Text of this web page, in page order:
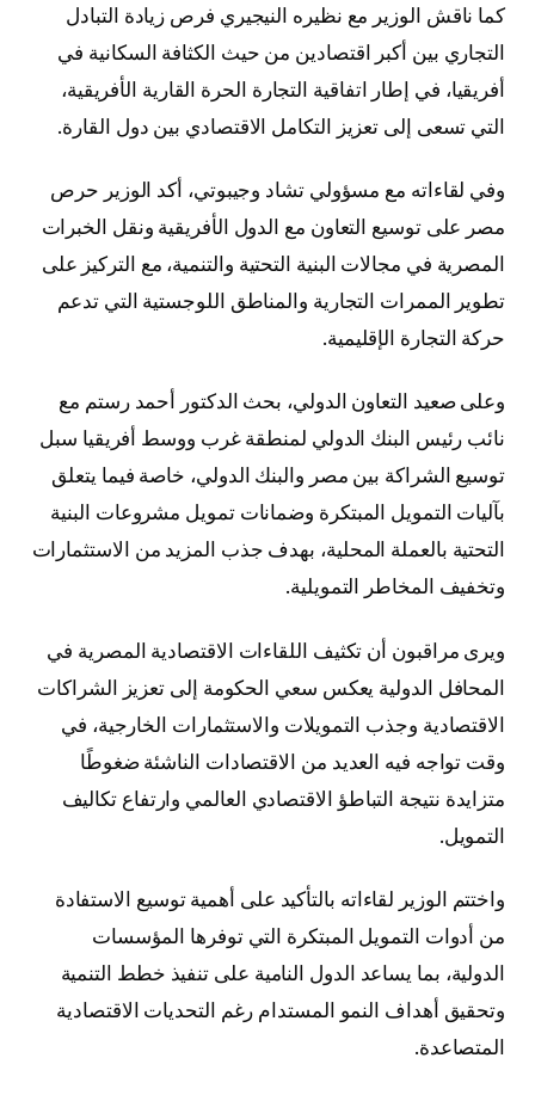
كما ناقش الوزير مع نظيره النيجيري فرص زيادة التبادل
التجاري بين أكبر اقتصادين من حيث الكثافة السكانية في
أفريقيا، في إطار اتفاقية التجارة الحرة القارية الأفريقية،
التي تسعى إلى تعزيز التكامل الاقتصادي بين دول القارة.
وفي لقاءاته مع مسؤولي تشاد وجيبوتي، أكد الوزير حرص
مصر على توسيع التعاون مع الدول الأفريقية ونقل الخبرات
المصرية في مجالات البنية التحتية والتنمية، مع التركيز على
تطوير الممرات التجارية والمناطق اللوجستية التي تدعم
حركة التجارة الإقليمية.
وعلى صعيد التعاون الدولي، بحث الدكتور أحمد رستم مع
نائب رئيس البنك الدولي لمنطقة غرب ووسط أفريقيا سبل
توسيع الشراكة بين مصر والبنك الدولي، خاصة فيما يتعلق
بآليات التمويل المبتكرة وضمانات تمويل مشروعات البنية
التحتية بالعملة المحلية، بهدف جذب المزيد من الاستثمارات
وتخفيف المخاطر التمويلية.
ويرى مراقبون أن تكثيف اللقاءات الاقتصادية المصرية في
المحافل الدولية يعكس سعي الحكومة إلى تعزيز الشراكات
الاقتصادية وجذب التمويلات والاستثمارات الخارجية، في
وقت تواجه فيه العديد من الاقتصادات الناشئة ضغوطًا
متزايدة نتيجة التباطؤ الاقتصادي العالمي وارتفاع تكاليف
التمويل.
واختتم الوزير لقاءاته بالتأكيد على أهمية توسيع الاستفادة
من أدوات التمويل المبتكرة التي توفرها المؤسسات
الدولية، بما يساعد الدول النامية على تنفيذ خطط التنمية
وتحقيق أهداف النمو المستدام رغم التحديات الاقتصادية
المتصاعدة.